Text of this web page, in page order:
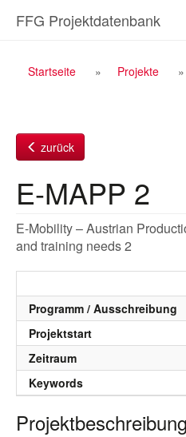
InhaltFFG Projektdatenbank
Breadcrumb
Startseite Projekte
zurück
E-MAPP 2
E-Mobility – Austrian
and training needs 2
Programm / Ausschreibung
Projektstart
Zeitraum
Keywords
Projektbeschreibung